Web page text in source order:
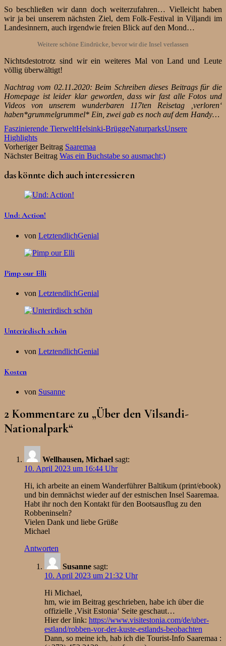
So beschließen wir dann doch weiterzufahren… Vielleicht haben
wir ja bei unserem nächsten Ziel, dem Folk-Festival in Viljandi im
Landesinnern, auch irgendwie freien Blick auf den Mond…
Weitere schöne Eindrücke, bevor wir die Insel verlassen
Nichtsdestotrotz sind wir ein weiteres Mal von Land und Leute
völlig überwältigt!
Nachtrag vom 02.11.2020: Beim Schreiben dieses Beitrags für die
Homepage ist leider klar geworden, dass wir fast alle Fotos und
Videos von unserem wunderbaren 117ten Reisetag ‚verloren‘
haben*grummelgrummel* Ein, zwei gab es noch auf dem Handy…
Faszinierende TierweltHelsinki-BrüggeNaturparksUnsere
Highlights
Vorheriger Beitrag Saaremaa
Nächster Beitrag Was ein Buchstabe so ausmacht;)
das könnte dich auch interessieren
Und: Action!
von LetztendlichGenial
Pimp our Elli
von LetztendlichGenial
Unterirdisch schön
von LetztendlichGenial
Kosten
von Susanne
2 Kommentare zu „Über den Vilsandi-
Nationalpark“
Wellhausen, Michael sagt:
10. April 2023 um 16:44 Uhr
Hi, ich arbeite an einem Wanderführer Baltikum (print/ebook)
und bin demnächst wieder auf der estnischen Insel Saaremaa.
Habt ihr noch den Kontakt für den Bootsausflug zu den
Robbeninseln?
Vielen Dank und liebe Grüße
Michael
Antworten
Susanne sagt:
10. April 2023 um 21:32 Uhr
Hi Michael,
hm, wie im Beitrag geschrieben, habe ich über die
offizielle ‚Visit Estonia‘ Seite geschaut…
Hier der link: https://www.visitestonia.com/de/uber-
estland/robben-vor-der-kuste-estlands-beobachten
Dann, so meine ich, hab ich die Tourist-Info Saaremaa :